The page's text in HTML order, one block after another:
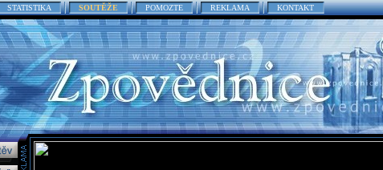
STATISTIKA SOUTĚŽE POMOZTE REKLAMA KONTAKT